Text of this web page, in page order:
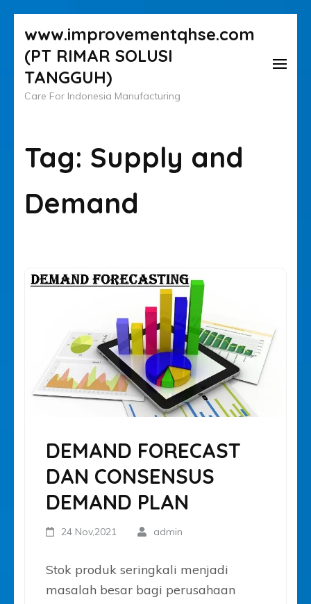
ke
konten
(Tekan
Enter)
www.improvementqhse.com
(PT RIMAR SOLUSI
TANGGUH)
Care For Indonesia Manufacturing
Tag: Supply and
Demand
DEMAND FORECAST
DAN CONSENSUS
DEMAND PLAN
24 Nov,2021 admin
Stok produk seringkali menjadi
masalah besar bagi perusahaan